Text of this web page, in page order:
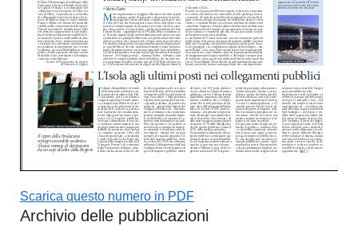
Scarica questo numero in PDF
Archivio delle pubblicazioni